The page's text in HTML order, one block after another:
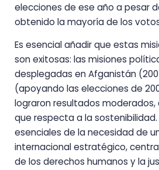
elecciones de ese año a pesar
obtenido la mayoría de los
Es esencial añadir que estas
son exitosas: las misiones
desplegadas en Afganistán
(apoyando las elecciones de
lograron resultados moderados,
que respecta a la
esenciales de la necesidad de
internacional estratégico,
de los derechos humanos y la